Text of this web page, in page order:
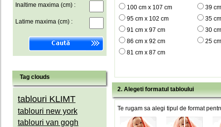
Inaltime maxima (cm) :
Latime maxima (cm) :
Tag clouds
tablouri KLIMT
tablouri new york
tablouri van gogh
100 cm x 107 cm
39
95 cm x 102 cm
35
91 cm x 97 cm
30
86 cm x 92 cm
25
81 cm x 87 cm
2. Alegeti formatul tabloului
Te rugam sa alegi tipul de format